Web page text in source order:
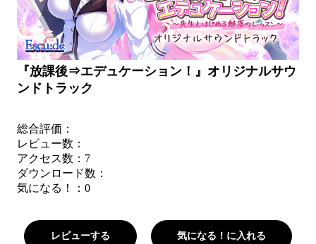
『放課後⇒エデュケーション！』オリジナルサウ
ンドトラック
総合評価：
レビュー数：
アクセス数：7
ダウンロード数：
気になる！： 0
レビューする 気になる！に入れる